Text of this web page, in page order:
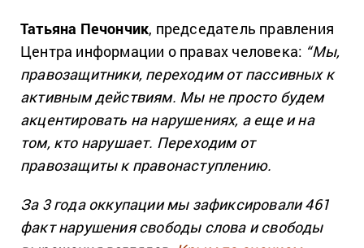
Татьяна Печончик, председатель правления
Центра информации о правах человека: “Мы,
правозащитники, переходим от пассивных к
активным действиям. Мы не просто будем
акцентировать на нарушениях, а еще и на
том, кто нарушает. Переходим от
правозащиты к правонаступлению.
За 3 года оккупации мы зафиксировали 461
факт нарушения свободы слова и свободы